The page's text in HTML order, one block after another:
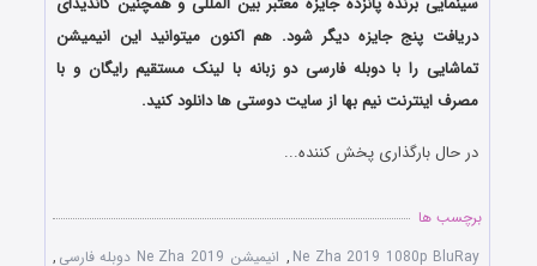
دریافت پنج جایزه دیگر شود. هم اکنون میتوانید این انیمیشن
تماشایی را با دوبله فارسی دو زبانه با لینک مستقیم رایگان و با
مصرف اینترنت نیم بها از سایت دوستی ها دانلود کنید.
در حال بارگذاری پخش کننده...
برچسب ها
Ne Zha 2019 1080p BluRay
, انیمیشن Ne Zha 2019 دوبله فارسی ,